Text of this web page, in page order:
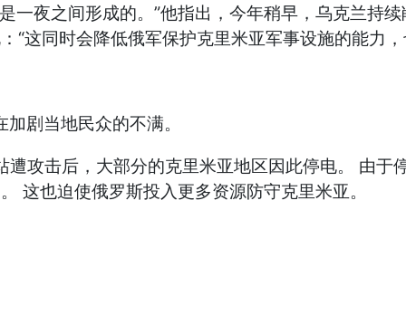
夜之间形成的。”他指出，今年稍早，乌克兰持
“这同时会降低俄军保护克里米亚军事设施的能力
剧当地民众的不满。
攻击后，大部分的克里米亚地区因此停电。 由于
这也迫使俄罗斯投入更多资源防守克里米亚。